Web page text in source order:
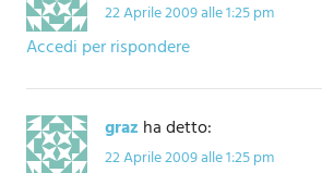
22 Aprile 2009 alle 1:25 pm
Accedi per rispondere
graz ha detto:
22 Aprile 2009 alle 1:25 pm